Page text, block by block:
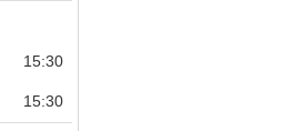
15:30
15:30